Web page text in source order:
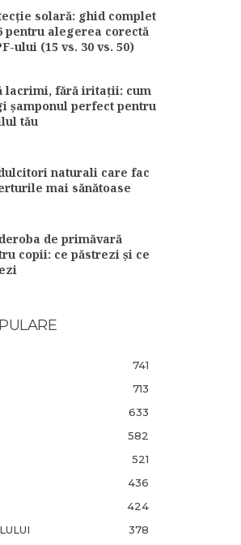
solară: ghid complet
pentru alegerea corectă
ului (15 vs. 30 vs. 50)
lacrimi, fără iritații: cum
șamponul perfect pentru
tău
naturali care fac
mai sănătoase
de primăvară
copii: ce păstrezi și ce
741
713
633
582
521
436
424
378